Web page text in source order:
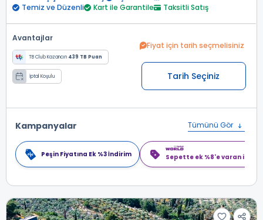
Temiz ve Düzenli
Kart ile Garantile Taksitli Satış
Avantajlar
TB Club Kazancın 439 TB Puan
İptal Koşulu
Fiyat için tarih seçmelisiniz
Tarih Seçiniz
Kampanyalar Tümünü Gör
Peşin Fiyatına Ek %3 İndirim Sepette ek %8'e varan